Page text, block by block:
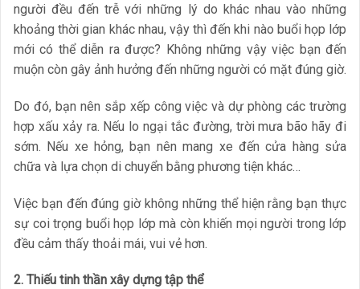
người đều đến trễ với những lý do khác nhau vào những
khoảng thời gian khác nhau, vậy thì đến khi nào buổi họp lớp
mới có thể diễn ra được? Không những vậy việc bạn đến
muộn còn gây ảnh hưởng đến những người có mặt đúng giờ.
Do đó, bạn nên sắp xếp công việc và dự phòng các trường
hợp xấu xảy ra. Nếu lo ngại tắc đường, trời mưa bão hãy đi
sớm. Nếu xe hỏng, bạn nên mang xe đến cửa hàng sửa
chữa và lựa chọn di chuyển bằng phương tiện khác…
Việc bạn đến đúng giờ không những thể hiện rằng bạn thực
sự coi trọng buổi họp lớp mà còn khiến mọi người trong lớp
đều cảm thấy thoải mái, vui vẻ hơn.
2. Thiếu tinh thần xây dựng tập thể